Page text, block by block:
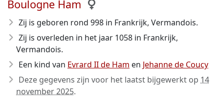
Boulogne Ham
Zij is geboren rond 998 in Frankrijk, Vermandois.
Zij is overleden in het jaar 1058 in Frankrijk,
Vermandois.
Een kind van Evrard II de Ham en Jehanne de Coucy
Deze gegevens zijn voor het laatst bijgewerkt op 14
november 2025.